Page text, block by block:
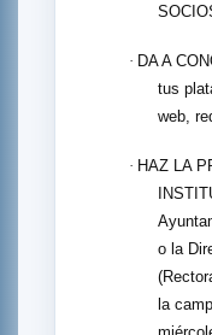
· DA A
tus
web,
· HAZ LA
o la
la